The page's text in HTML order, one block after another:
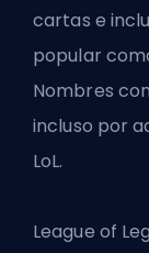
cartas e
popular
Nombres
incluso por
LoL.
League of